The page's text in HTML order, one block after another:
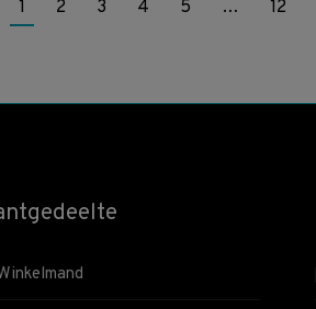
1 2 3 4 5 … 12